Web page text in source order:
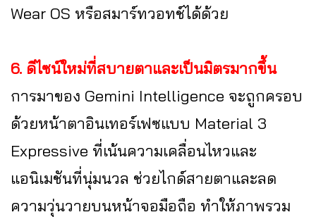
Wear OS หรือสมาร์ทวอทช์ได้ด้วย
6. ดีไซน์ใหม่ที่สบายตาและเป็นมิตรมากขึ้น
การมาของ Gemini Intelligence จะถูกครอบ
ด้วยหน้าตาอินเทอร์เฟซแบบ Material 3
Expressive ที่เน้นความเคลื่อนไหวและ
แอนิเมชันที่นุ่มนวล ช่วยไกด์สายตาและลด
ความวุ่นวายบนหน้าจอมือถือ ทำให้ภาพรวม